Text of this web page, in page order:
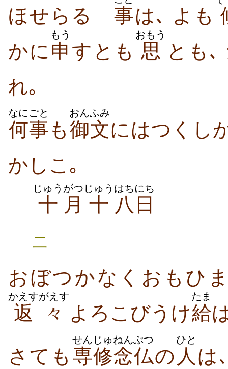
ほせらるゝ 事は､ よも
かに申
もう
すとも 思
おもう
とも､
れ｡
何事
なにごと
も御文
おんふみ
にはつくし
かしこ｡
十
じゅう
月
がつ
十
じゅう
八
はち
日
にち
二
おぼつかなくおもひ
返々
かえすがえす
よろこびうけ給
たま
さても 専修
せんじゅ
念仏
ねんぶつ
の 人
ひと
は